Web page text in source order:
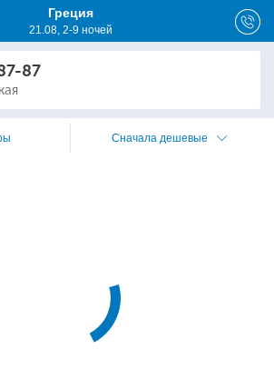
Греция
21.08, 2-9 ночей
87
Сначала дешевые